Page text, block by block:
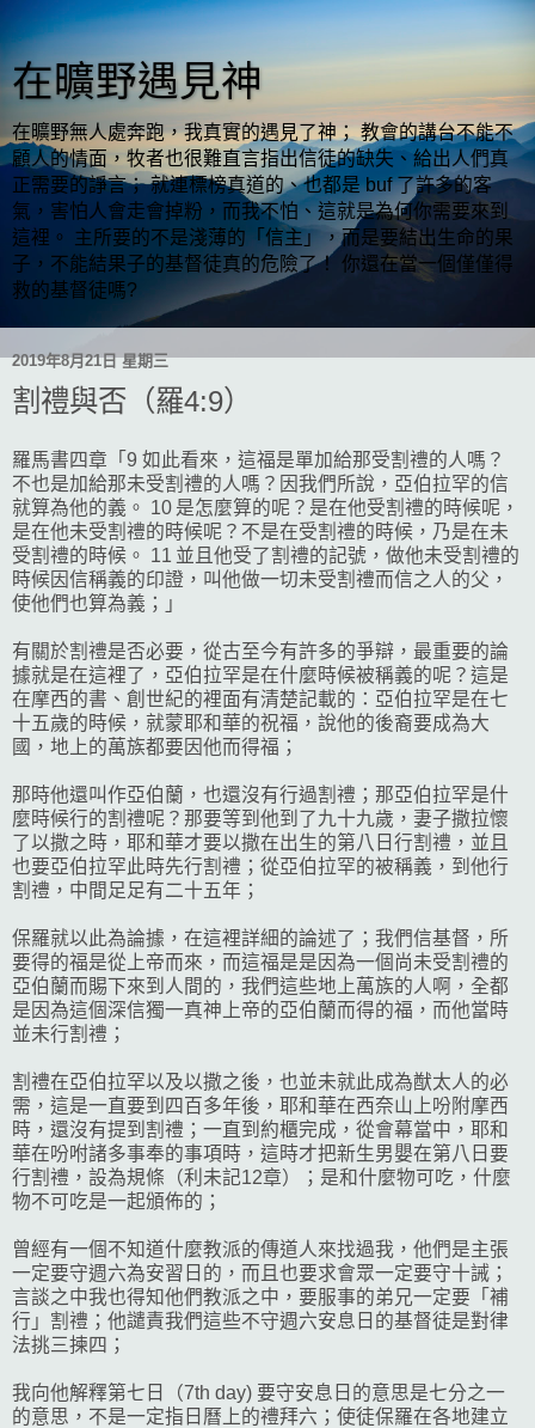
在曠野遇見神
在曠野無人處奔跑，我真實的遇見了神； 教會的講台不能不
顧人的情面，牧者也很難直言指出信徒的缺失、給出人們真
正需要的諍言； 就連標榜真道的、也都是 buf 了許多的客
氣，害怕人會走會掉粉，而我不怕、這就是為何你需要來到
這裡。 主所要的不是淺薄的「信主」，而是要結出生命的果
子，不能結果子的基督徒真的危險了！ 你還在當一個僅僅得
救的基督徒嗎?
2019年8月21日 星期三
割禮與否（羅4:9）
羅馬書四章「9 如此看來，這福是單加給那受割禮的人嗎？
不也是加給那未受割禮的人嗎？因我們所說，亞伯拉罕的信
就算為他的義。 10 是怎麼算的呢？是在他受割禮的時候呢，
是在他未受割禮的時候呢？不是在受割禮的時候，乃是在未
受割禮的時候。 11 並且他受了割禮的記號，做他未受割禮的
時候因信稱義的印證，叫他做一切未受割禮而信之人的父，
使他們也算為義；」
有關於割禮是否必要，從古至今有許多的爭辯，最重要的論
據就是在這裡了，亞伯拉罕是在什麼時候被稱義的呢？這是
在摩西的書、創世紀的裡面有清楚記載的：亞伯拉罕是在七
十五歲的時候，就蒙耶和華的祝福，說他的後裔要成為大
國，地上的萬族都要因他而得福；
那時他還叫作亞伯蘭，也還沒有行過割禮；那亞伯拉罕是什
麼時候行的割禮呢？那要等到他到了九十九歲，妻子撒拉懷
了以撒之時，耶和華才要以撒在出生的第八日行割禮，並且
也要亞伯拉罕此時先行割禮；從亞伯拉罕的被稱義，到他行
割禮，中間足足有二十五年；
保羅就以此為論據，在這裡詳細的論述了；我們信基督，所
要得的福是從上帝而來，而這福是是因為一個尚未受割禮的
亞伯蘭而賜下來到人間的，我們這些地上萬族的人啊，全都
是因為這個深信獨一真神上帝的亞伯蘭而得的福，而他當時
並未行割禮；
割禮在亞伯拉罕以及以撒之後，也並未就此成為猷太人的必
需，這是一直要到四百多年後，耶和華在西奈山上吩附摩西
時，還沒有提到割禮；一直到約櫃完成，從會幕當中，耶和
華在吩咐諸多事奉的事項時，這時才把新生男嬰在第八日要
行割禮，設為規條（利未記12章）；是和什麼物可吃，什麼
物不可吃是一起頒佈的；
曾經有一個不知道什麼教派的傳道人來找過我，他們是主張
一定要守週六為安習日的，而且也要求會眾一定要守十誡；
言談之中我也得知他們教派之中，要服事的弟兄一定要「補
行」割禮；他譴責我們這些不守週六安息日的基督徒是對律
法挑三揀四；
我向他解釋第七日（7th day) 要守安息日的意思是七分之一
的意思，不是一定指日曆上的禮拜六；使徒保羅在各地建立